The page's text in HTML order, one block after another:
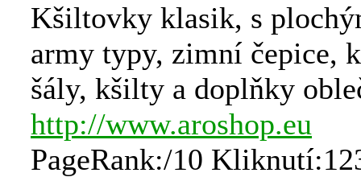
Kšiltovky klasik, s
army typy, zimní čepice,
šály, kšilty a doplňky
http://www.aroshop.eu
PageRank:/10